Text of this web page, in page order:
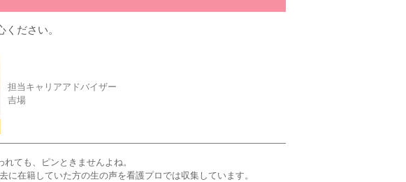
ださい。
担当キャリアアドバイザー
吉場
れても、ピンときませんよね。
に在籍していた方の生の声を看護プロでは収集しています。